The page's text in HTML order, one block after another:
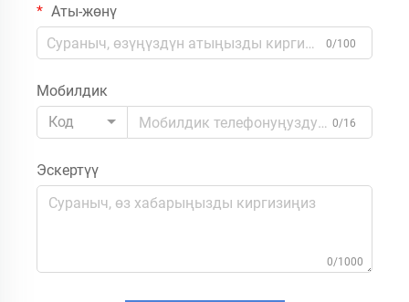
Аты-жөнү
0/100
Мобилдик
Код
0/16
Эскертүү
0/1000